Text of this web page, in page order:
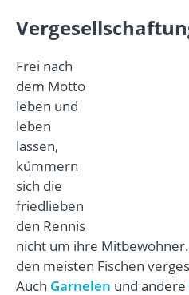
Frei nach
dem Motto
leben und
leben
lassen,
kümmern
sich die
friedlieben
den Rennis
nicht um ihre
den meisten Fischen
Auch Garnelen und andere